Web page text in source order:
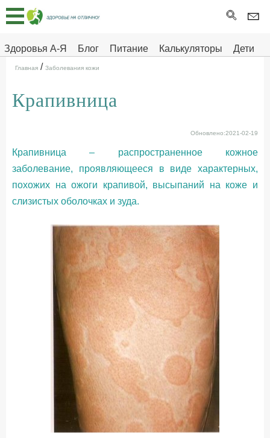
Здоровья А-Я Блог Питание Калькуляторы
Дети
Здоровье на отлично
Главная
Тесты
Про
ДЕТЯМ
Главная / Заболевания кожи
Крапивница
Обновлено:2021-02-19
Крапивница – распространенное кожное
заболевание, проявляющееся в виде характерных,
похожих на ожоги крапивой, высыпаний на коже и
слизистых оболочках и зуда.